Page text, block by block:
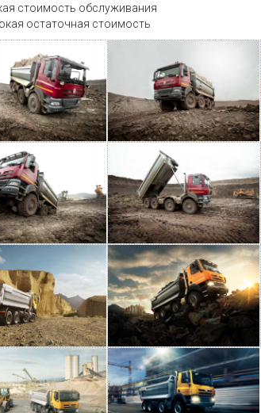
стоимость обслуживания
остаточная стоимость